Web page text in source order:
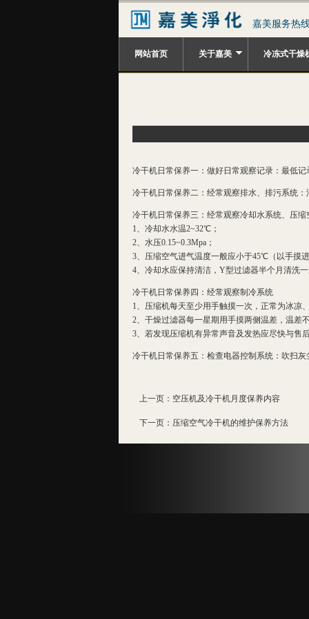
嘉美服务热
网站首页 关于嘉美 冷冻式干燥
冷干机日常保养一：做好日常观察记录：最低记
冷干机日常保养二：经常观察排水、排污系统
冷干机日常保养三：经常观察冷却水系统、压
1、冷却水水温2~32℃；
2、水压0.15~0.3Mpa；
3、压缩空气进气温度一般应小于45℃（以手摸
4、冷却水应保持清洁，Y型过滤器半个月清洗
冷干机日常保养四：经常观察制冷系统
1、压缩机每天至少用手触摸一次，正常为冰凉
2、干燥过滤器每一星期用手摸两侧温差，温差
3、若发现压缩机有异常声音及发热应尽快与售后
冷干机日常保养五：检查电器控制系统：吹扫灰
上一页： 空压机及冷干机月度保养内容
下一页： 压缩空气冷干机的维护保养方法